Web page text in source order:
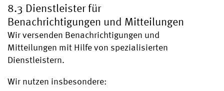
8.3 Dienstleister für
Benachrichtigungen und Mitteilungen
Wir versenden Benachrichtigungen und
Mitteilungen mit Hilfe von spezialisierten
Dienstleistern.
Wir nutzen insbesondere: